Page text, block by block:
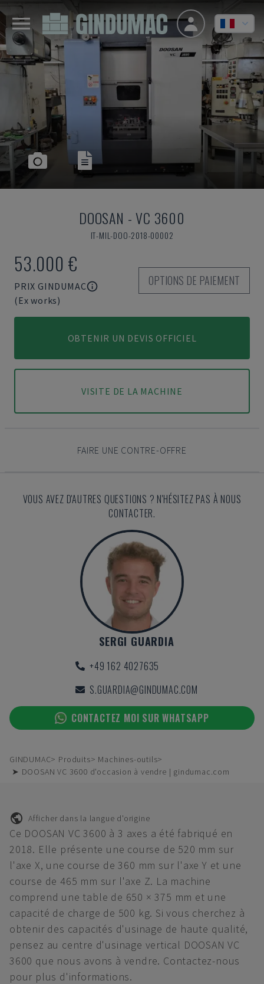
DOOSAN -VC 3600
IT-MIL-DOO-2018-00002
53.000 €
PRIX GINDUMAC
(Ex works)
OPTIONS DE PAIEMENT
OBTENIR UN DEVIS OFFICIEL
VISITE DE LA MACHINE
FAIRE UNE CONTRE-OFFRE
VOUS AVEZ D'AUTRES QUESTIONS ? N'HÉSITEZ PAS À NOUS
CONTACTER.
SERGI GUARDIA
+49 162 4027635
S.GUARDIA@GINDUMAC.COM
CONTACTEZ MOI SUR WHATSAPP
GINDUMAC Produits
Machines-outils
➤ DOOSAN VC 3600 d'occasion à vendre | gindumac.com
Afficher dans la langue d'origine
Ce DOOSAN VC 3600 à 3 axes a été fabriqué en
2018. Elle présente une course de 520 mm sur
l'axe X, une course de 360 mm sur l'axe Y et une
course de 465 mm sur l'axe Z. La machine
comprend une table de 650 × 375 mm et une
capacité de charge de 500 kg. Si vous cherchez à
obtenir des capacités d'usinage de haute qualité,
pensez au centre d'usinage vertical DOOSAN VC
3600 que nous avons à vendre. Contactez-nous
pour plus d'informations.